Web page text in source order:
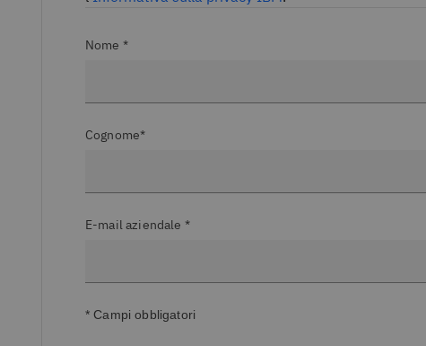
Nome *
Cognome*
E-mail aziendale *
* Campi obbligatori